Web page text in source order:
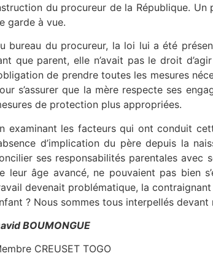
du procureur de la République.
garde à vue.
bureau du procureur, la loi lui a été
que parent, elle n’avait pas le droit
de prendre toutes les mesures
s’assurer que la mère respecte ses
de protection plus appropriées.
examinant les facteurs qui ont conduit
d’implication du père depuis la
ses responsabilités parentales avec
leur âge avancé, ne pouvaient pas bien
devenait problématique, la
? Nous sommes tous interpellés
BOUMONGUE
CREUSET TOGO